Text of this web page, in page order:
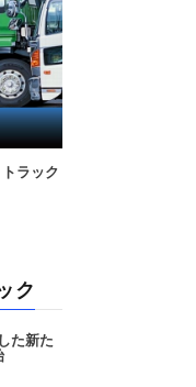
ラック
ク
た新た